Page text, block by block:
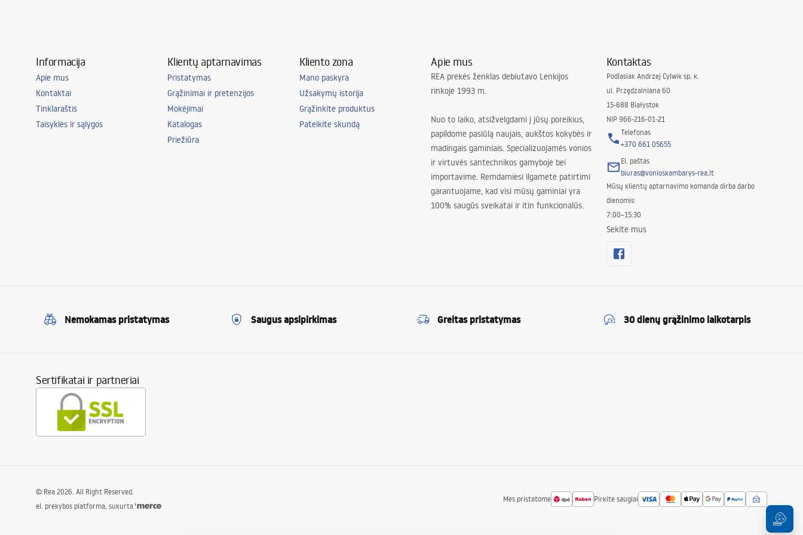
Informacija
Apie mus
Kontaktai
Tinklaraštis
Taisyklės ir sąlygos
Klientų aptarnavimas
Pristatymas
Grąžinimai ir pretenzijos
Mokėjimai
Katalogas
Priežiūra
Kliento zona
Mano paskyra
Užsakymų istorija
Grąžinkite produktus
Pateikite skundą
Apie mus
REA prekės ženklas debiutavo Lenkijos
rinkoje 1993 m.
Nuo to laiko, atsižvelgdami į jūsų poreikius,
papildome pasiūlą naujais, aukštos kokybės ir
madingais gaminiais. Specializuojamės vonios
ir virtuvės santechnikos gamyboje bei
importavime. Remdamiesi ilgamete patirtimi
garantuojame, kad visi mūsų gaminiai yra
100% saugūs sveikatai ir itin funkcionalūs.
Kontaktas
Podlasiak Andrzej Cylwik sp. k.
ul. Przędzalniana 60
15-688 Białystok
NIP 966-216-01-21
Telefonas
+370 661 05655
El. paštas
biuras@vonioskambarys-rea.lt
Mūsų klientų aptarnavimo komanda dirba darbo
dienomis:
7:00–15:30
Sekite mus
Nemokamas pristatymas Saugus apsipirkimas Greitas pristatymas 30 dienų grąžinimo laikotarpis
Sertifikatai ir partneriai
Mes pristatome Pirkite saugiai
© Rea 2026. All Right Reserved.
el. prekybos platforma, sukurta